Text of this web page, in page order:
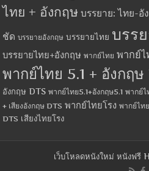
ไทย + อังกฤษ บรรยาย: ไทย-
ชัด บรรยายอังกฤษ บรรยายไทย บรร
บรรยายไทย+อังกฤษ พากย์ไทย พากย์
พากย์ไทย 5.1 + อังกฤษ
อังกฤษ DTS พากย์ไทย5.1+อังกฤษ5.1 พากย์ไ
+ เสียงอังกฤษ DTS พากย์ไทยโรง พากย์ไท
DTS เสียงไทยโรง
เว็บโหลดหนังใหม่ หนังฟรี